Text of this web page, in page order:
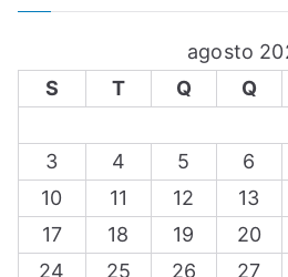
agosto
S
T Q Q
3
4 5 6
10
11 12 13
17
18 19 20
24
25 26 27